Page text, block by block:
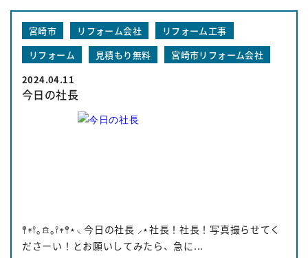
宮崎市 リフォーム会社
リフォーム工事
リフォーム
見積もり無料
宮崎市リフォーム会社
2024.04.11
今日の社長
𖤣𖥧𖥣｡𖠿｡𖥣𖥧𖤣⋆⸜ 今日の社長 ⸝⋆社長！社長！写真撮らせてく
ださーい！とお願いしてみたら、急に...